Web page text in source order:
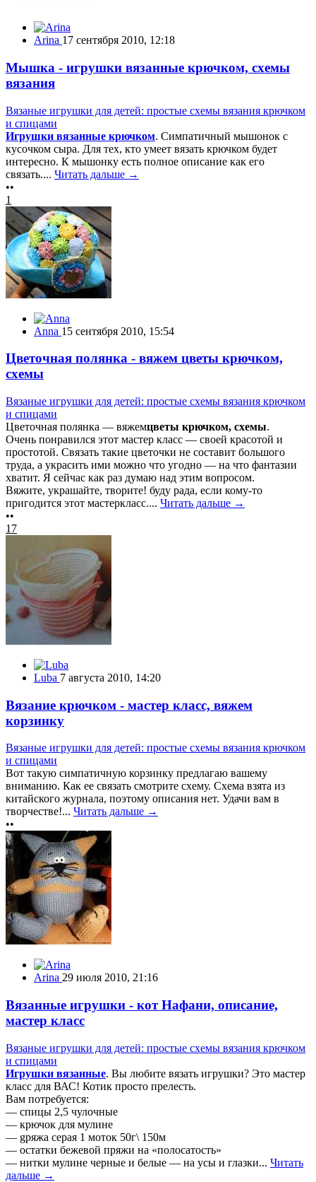
Arina 17 сентября 2010, 12:18
Мышка - игрушки вязанные крючком, схемы
вязания
Вязаные игрушки для детей: простые схемы вязания крючком
и спицами
Игрушки вязанные крючком. Симпатичный мышонок с
кусочком сыра. Для тех, кто умеет вязать крючком будет
интересно. К мышонку есть полное описание как его
связать.... Читать дальше →
••
1
Anna 15 сентября 2010, 15:54
Цветочная полянка - вяжем цветы крючком,
схемы
Вязаные игрушки для детей: простые схемы вязания крючком
и спицами
Цветочная полянка — вяжемцветы крючком, схемы.
Очень понравился этот мастер класс — своей красотой и
простотой. Связать такие цветочки не составит большого
труда, а украсить ими можно что угодно — на что фантазии
хватит. Я сейчас как раз думаю над этим вопросом.
Вяжите, украшайте, творите! буду рада, если кому-то
пригодится этот мастеркласс.... Читать дальше →
••
17
Luba 7 августа 2010, 14:20
Вязание крючком - мастер класс, вяжем
корзинку
Вязаные игрушки для детей: простые схемы вязания крючком
и спицами
Вот такую симпатичную корзинку предлагаю вашему
вниманию. Как ее связать смотрите схему. Схема взята из
китайского журнала, поэтому описания нет. Удачи вам в
творчестве!... Читать дальше →
••
Arina 29 июля 2010, 21:16
Вязанные игрушки - кот Нафани, описание,
мастер класс
Вязаные игрушки для детей: простые схемы вязания крючком
и спицами
Игрушки вязанные. Вы любите вязать игрушки? Это мастер
класс для ВАС! Котик просто прелесть.
Вам потребуется:
— cпицы 2,5 чулочные
— крючок для мулине
— gряжа серая 1 моток 50г\ 150м
— остатки бежевой пряжи на «полосатость»
— нитки мулине черные и белые — на усы и глазки... Читать
дальше →